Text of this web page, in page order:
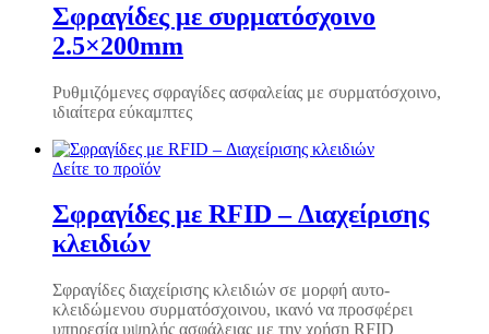
Σφραγίδες με συρματόσχοινο
2.5×200mm
Ρυθμιζόμενες σφραγίδες ασφαλείας με συρματόσχοινο,
ιδιαίτερα εύκαμπτες
Δείτε το προϊόν
Σφραγίδες με RFID – Διαχείρισης
κλειδιών
Σφραγίδες διαχείρισης κλειδιών σε μορφή αυτο-
κλειδώμενου συρματόσχοινου, ικανό να προσφέρει
υπηρεσία υψηλής ασφάλειας με την χρήση RFID